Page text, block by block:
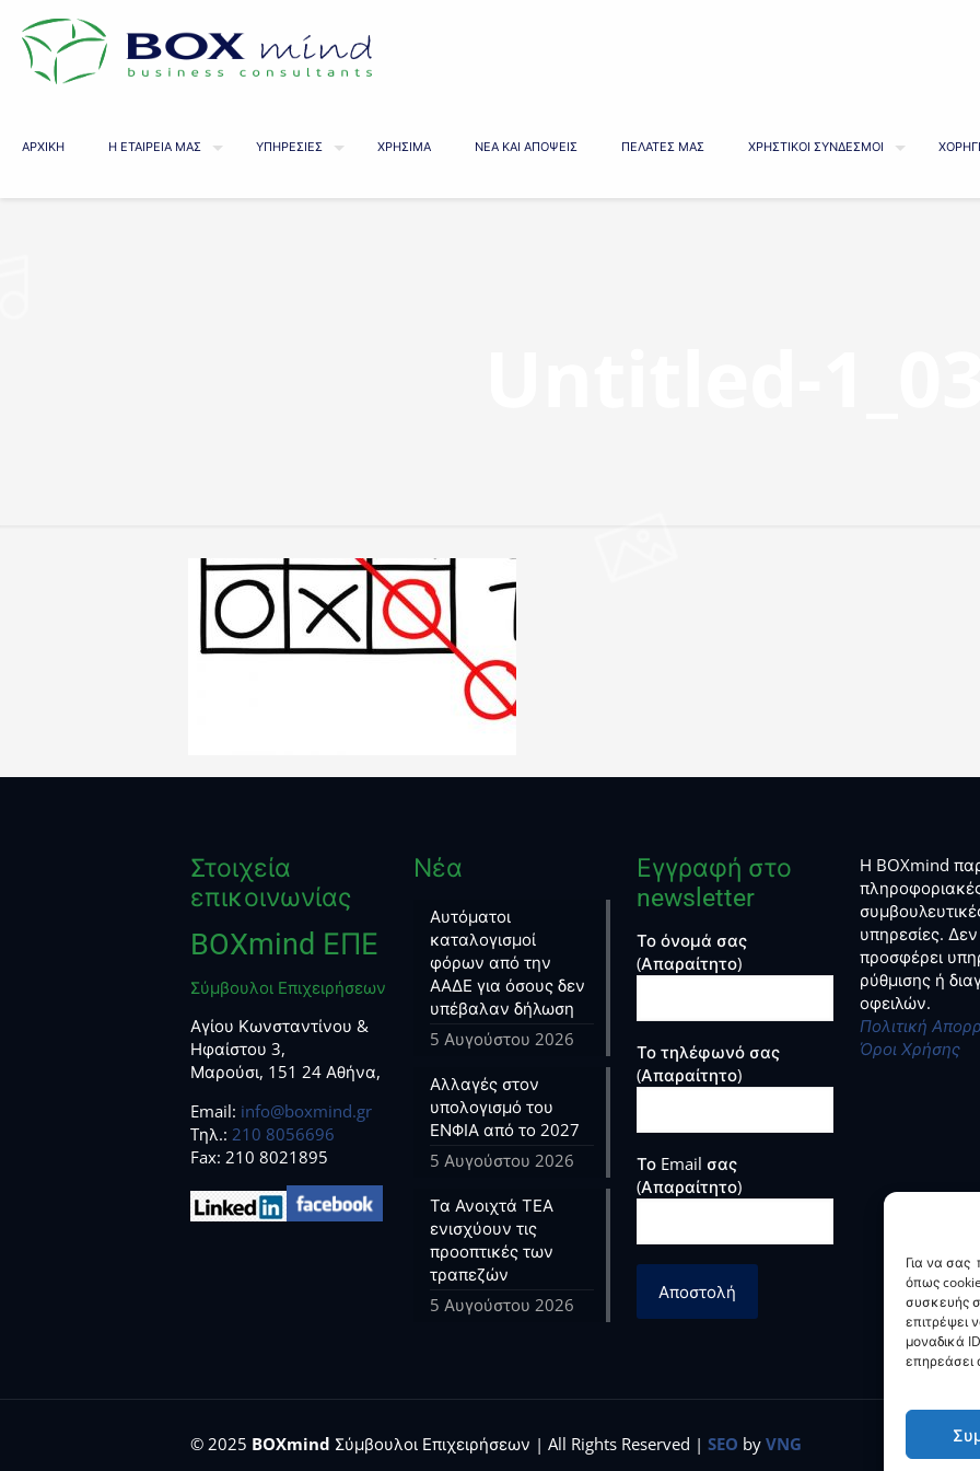
Για να σας
όπως
συσκευής
επιτρέψει
μοναδικά
επηρεάσει
ΑΡΧΙΚΗ Η ΕΤΑΙΡΕΙΑ ΜΑΣ ΥΠΗΡΕΣΙΕΣ ΧΡΗΣΙΜΑ ΝΕΑ ΚΑΙ ΑΠΟΨΕΙΣ ΠΕΛΑΤΕΣ ΜΑΣ ΧΡΗΣΤΙΚΟΙ ΣΥΝΔΕΣΜΟΙ
Στοιχεία
επικοινωνίας
BOXmind ΕΠΕ
Σύμβουλοι Επιχειρήσεων
Αγίου Κωνσταντίνου &
Ηφαίστου 3,
Μαρούσι, 151 24 Αθήνα,
Email: info@boxmind.gr
Tηλ.: 210 8056696
Fax: 210 8021895
Νέα
Αυτόματοι
καταλογισμοί
φόρων από την
ΑΑΔΕ για όσους δεν
υπέβαλαν δήλωση
5 Αυγούστου 2026
Αλλαγές στον
υπολογισμό του
ΕΝΦΙΑ από το 2027
5 Αυγούστου 2026
Τα Ανοιχτά ΤΕΑ
ενισχύουν τις
προοπτικές των
τραπεζών
5 Αυγούστου 2026
Εγγραφή στο
newsletter
Το όνομά σας
(Απαραίτητο)
Το τηλέφωνό σας
(Απαραίτητο)
Το Email σας
(Απαραίτητο)
Η BOXmind
υπηρεσίες. Δεν
προσφέρει
ρύθμισης ή
οφειλών.
Πολιτική
Όροι Χρήσης
© 2025 BOXmind Σύμβουλοι Επιχειρήσεων | All Rights Reserved | SEO by VNG